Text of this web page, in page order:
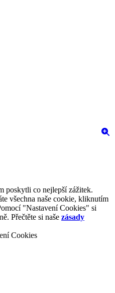
poskytli co nejlepší zážitek.
všechna naše cookie, kliknutím
"Nastavení Cookies" si
Přečtěte si naše zásady
Cookies